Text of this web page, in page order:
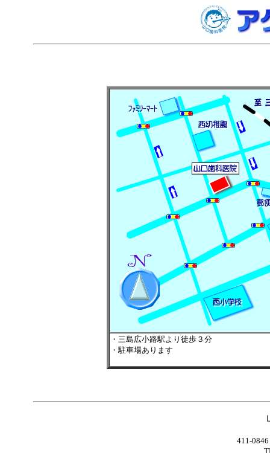
・三島広小路駅より徒歩３分
・駐車場あります
411-